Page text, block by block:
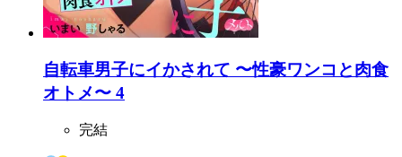
自転車男子にイかされて 〜性豪ワンコと肉食
オトメ〜 4
完結